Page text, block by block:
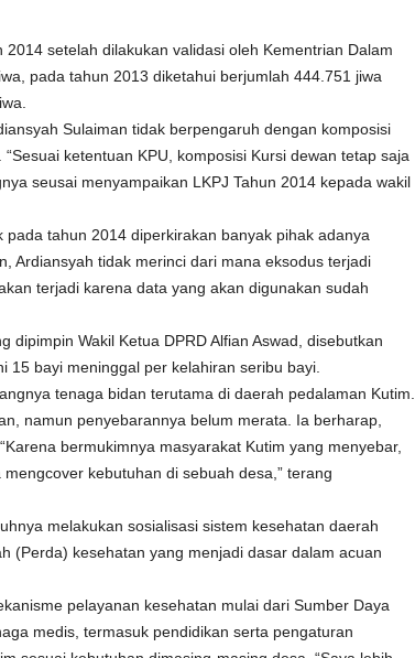
setelah dilakukan validasi oleh Kementrian Dalam
pada tahun 2013 diketahui berjumlah 444.751 jiwa
Sulaiman tidak berpengaruh dengan komposisi
ketentuan KPU, komposisi Kursi dewan tetap saja
seusai menyampaikan LKPJ Tahun 2014 kepada wakil
tahun 2014 diperkirakan banyak pihak adanya
Ardiansyah tidak merinci dari mana eksodus terjadi
terjadi karena data yang akan digunakan sudah
dipimpin Wakil Ketua DPRD Alfian Aswad, disebutkan
15 bayi meninggal per kelahiran seribu bayi.
tenaga bidan terutama di daerah pedalaman Kutim.
namun penyebarannya belum merata. Ia berharap,
bermukimnya masyarakat Kutim yang menyebar,
kebutuhan di sebuah desa,” terang
melakukan sosialisasi sistem kesehatan daerah
(Perda) kesehatan yang menjadi dasar dalam acuan
pelayanan kesehatan mulai dari Sumber Daya
medis, termasuk pendidikan serta pengaturan